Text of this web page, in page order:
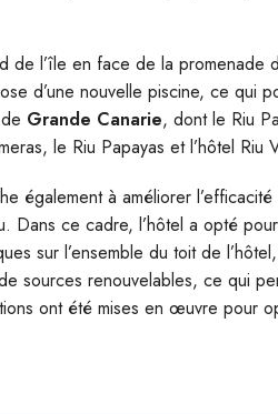
de l’île en face de la promenade
d’une nouvelle piscine, ce qui
Grande Canarie, dont le Riu
le Riu Papayas et l’hôtel Riu
également à améliorer
ce cadre, l’hôtel a opté pour
sur l’ensemble du toit de
sources renouvelables, ce qui
ont été mises en œuvre pour